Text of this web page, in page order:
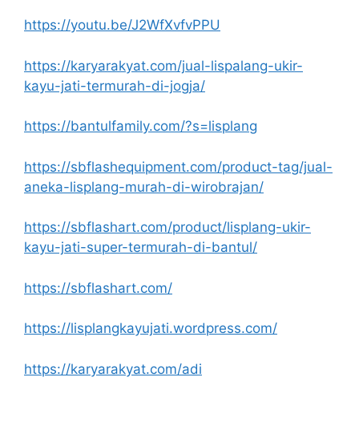
https://youtu.be/J2WfXvfvPPU
https://karyarakyat.com/jual-lispalang-ukir-
kayu-jati-termurah-di-jogja/
https://bantulfamily.com/?s=lisplang
https://sbflashequipment.com/product-tag/jual-
aneka-lisplang-murah-di-wirobrajan/
https://sbflashart.com/product/lisplang-ukir-
kayu-jati-super-termurah-di-bantul/
https://sbflashart.com/
https://lisplangkayujati.wordpress.com/
https://karyarakyat.com/adi